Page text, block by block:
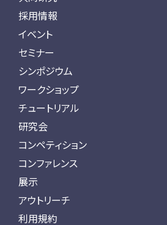
採用情報
イベント
セミナー
シンポジウム
ワークショップ
チュートリアル
研究会
コンペティション
コンファレンス
展示
アウトリーチ
利用規約